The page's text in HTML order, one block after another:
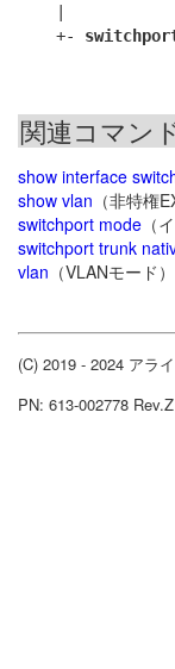
    +-
関連コマン
show interface
show vlan （非特権
switchport mode （
switchport trunk
vlan （VLANモード）
(C) 2019 - 2024 アラ
PN: 613-002778 Rev.Z